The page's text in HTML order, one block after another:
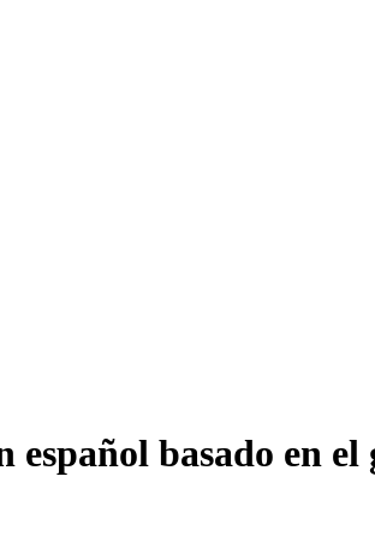
basado en el